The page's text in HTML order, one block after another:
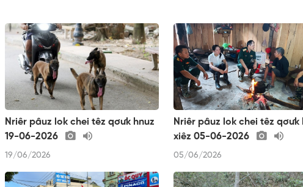
Nriêr pâuz lok chei têz qơưk hnuz
19-06-2026
19/06/2026
Nriêr pâuz lok chei têz qơưk
xiêz 05-06-2026
05/06/2026